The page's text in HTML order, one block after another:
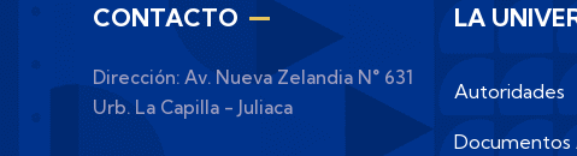
CONTACTO
Dirección: Av. Nueva Zelandia N° 631
Urb. La Capilla - Juliaca
LA
Autoridades
Documentos